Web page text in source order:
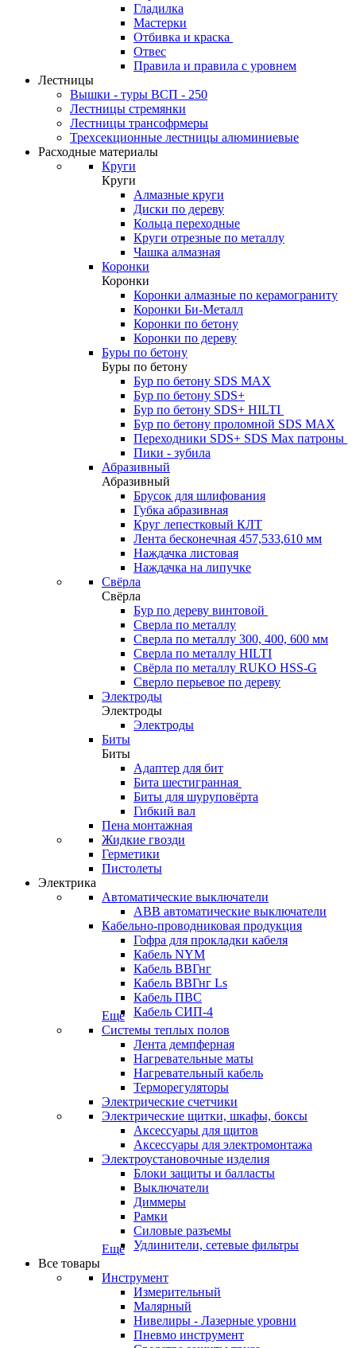
Гладилка
Мастерки
Отбивка и краска
Отвес
Правила и правила с уровнем
Лестницы
Вышки - туры ВСП - 250
Лестницы стремянки
Лестницы трансофрмеры
Трехсекционные лестницы алюминиевые
Расходные материалы
Круги
Круги
Алмазные круги
Диски по дереву
Кольца переходные
Круги отрезные по металлу
Чашка алмазная
Коронки
Коронки
Коронки алмазные по керамограниту
Коронки Би-Металл
Коронки по бетону
Коронки по дереву
Буры по бетону
Буры по бетону
Бур по бетону SDS MAX
Бур по бетону SDS+
Бур по бетону SDS+ HILTI
Бур по бетону проломной SDS MAX
Переходники SDS+ SDS Max патроны
Пики - зубила
Абразивный
Абразивный
Брусок для шлифования
Губка абразивная
Круг лепестковый КЛТ
Лента бесконечная 457,533,610 мм
Наждачка листовая
Наждачка на липучке
Свёрла
Свёрла
Бур по дереву винтовой
Сверла по металлу
Сверла по металлу 300, 400, 600 мм
Сверла по металлу HILTI
Свёрла по металлу RUKO HSS-G
Сверло перьевое по дереву
Электроды
Электроды
Электроды
Биты
Биты
Адаптер для бит
Бита шестигранная
Биты для шуруповёрта
Гибкий вал
Пена монтажная
Жидкие гвозди
Герметики
Пистолеты
Электрика
Автоматические выключатели
ABB автоматические выключатели
Кабельно-проводниковая продукция
Гофра для прокладки кабеля
Кабель NYM
Кабель ВВГнг
Кабель ВВГнг Ls
Кабель ПВС
Кабель СИП-4
Еще
Системы теплых полов
Лента демпферная
Нагревательные маты
Нагревательный кабель
Терморегуляторы
Электрические счетчики
Электрические щитки, шкафы, боксы
Аксессуары для щитов
Аксессуары для электромонтажа
Электроустановочные изделия
Блоки защиты и балласты
Выключатели
Диммеры
Рамки
Силовые разъемы
Удлинители, сетевые фильтры
Еще
Все товары
Инструмент
Измерительный
Малярный
Нивелиры - Лазерные уровни
Пневмо инструмент